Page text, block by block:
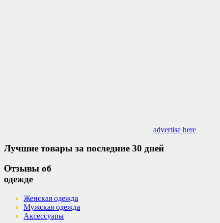
advertise here
Лучшие товары за последние 30 дней
Отзывы об
одежде
Женская одежда
Мужская одежда
Аксессуары